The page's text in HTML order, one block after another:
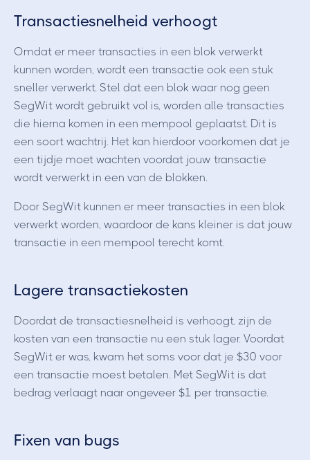
Transactiesnelheid verhoogt
Omdat er meer transacties in een blok verwerkt
kunnen worden, wordt een transactie ook een stuk
sneller verwerkt. Stel dat een blok waar nog geen
SegWit wordt gebruikt vol is, worden alle transacties
die hierna komen in een mempool geplaatst. Dit is
een soort wachtrij. Het kan hierdoor voorkomen dat je
een tijdje moet wachten voordat jouw transactie
wordt verwerkt in een van de blokken.
Door SegWit kunnen er meer transacties in een blok
verwerkt worden, waardoor de kans kleiner is dat jouw
transactie in een mempool terecht komt.
Lagere transactiekosten
Doordat de transactiesnelheid is verhoogt, zijn de
kosten van een transactie nu een stuk lager. Voordat
SegWit er was, kwam het soms voor dat je $30 voor
een transactie moest betalen. Met SegWit is dat
bedrag verlaagt naar ongeveer $1 per transactie.
Fixen van bugs